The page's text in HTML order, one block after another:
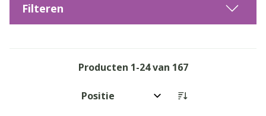
Filteren
Producten 1-24van 167
Sorteer op: